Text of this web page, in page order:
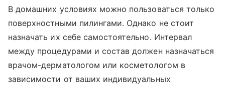
В домашних условиях можно пользоваться только
поверхностными пилингами. Однако не стоит
назначать их себе самостоятельно. Интервал
между процедурами и состав должен назначаться
врачом-дерматологом или косметологом в
зависимости от ваших индивидуальных